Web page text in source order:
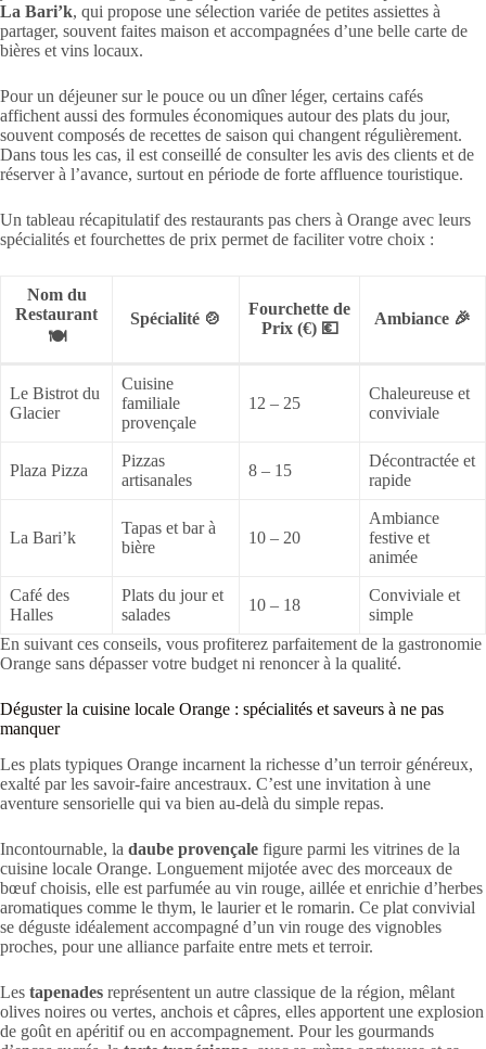
La Bari’k, qui propose une sélection variée de petites assiettes à
partager, souvent faites maison et accompagnées d’une belle carte de
bières et vins locaux.
Pour un déjeuner sur le pouce ou un dîner léger, certains cafés
affichent aussi des formules économiques autour des plats du jour,
souvent composés de recettes de saison qui changent régulièrement.
Dans tous les cas, il est conseillé de consulter les avis des clients et de
réserver à l’avance, surtout en période de forte affluence touristique.
Un tableau récapitulatif des restaurants pas chers à Orange avec leurs
spécialités et fourchettes de prix permet de faciliter votre choix :
Nom du
Restaurant
🍽️
Spécialité 🍲
Fourchette de
Prix (€) 💶
Ambiance 🎉
Le Bistrot du
Glacier
Cuisine
familiale
provençale
12 – 25
Chaleureuse et
conviviale
Plaza Pizza
Pizzas
artisanales
8 – 15
Décontractée et
rapide
La Bari’k
Tapas et bar à
bière
10 – 20
Ambiance
festive et
animée
Café des
Halles
Plats du jour et
salades
10 – 18
Conviviale et
simple
En suivant ces conseils, vous profiterez parfaitement de la gastronomie
Orange sans dépasser votre budget ni renoncer à la qualité.
Déguster la cuisine locale Orange : spécialités et saveurs à ne pas
manquer
Les plats typiques Orange incarnent la richesse d’un terroir généreux,
exalté par les savoir-faire ancestraux. C’est une invitation à une
aventure sensorielle qui va bien au-delà du simple repas.
Incontournable, la daube provençale figure parmi les vitrines de la
cuisine locale Orange. Longuement mijotée avec des morceaux de
bœuf choisis, elle est parfumée au vin rouge, aillée et enrichie d’herbes
aromatiques comme le thym, le laurier et le romarin. Ce plat convivial
se déguste idéalement accompagné d’un vin rouge des vignobles
proches, pour une alliance parfaite entre mets et terroir.
Les tapenades représentent un autre classique de la région, mêlant
olives noires ou vertes, anchois et câpres, elles apportent une explosion
de goût en apéritif ou en accompagnement. Pour les gourmands